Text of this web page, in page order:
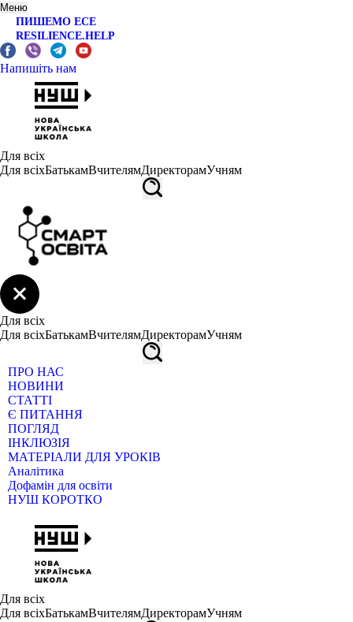
Меню
ПИШЕМО ЕСЕ
RESILIENCE.HELP
Напишіть нам
Для всіх
Для всіхБатькамВчителямДиректорамУчням
Для всіх
Для всіхБатькамВчителямДиректорамУчням
ПРО НАС
НОВИНИ
СТАТТІ
Є ПИТАННЯ
ПОГЛЯД
ІНКЛЮЗІЯ
МАТЕРІАЛИ ДЛЯ УРОКІВ
Аналітика
Дофамін для освіти
НУШ КОРОТКО
Для всіх
Для всіхБатькамВчителямДиректорамУчням